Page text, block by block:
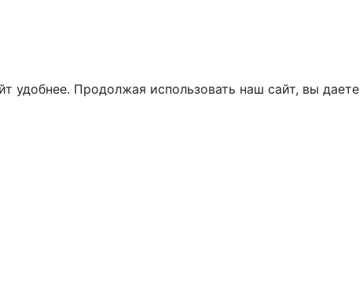
удобнее. Продолжая использовать наш сайт, вы даете